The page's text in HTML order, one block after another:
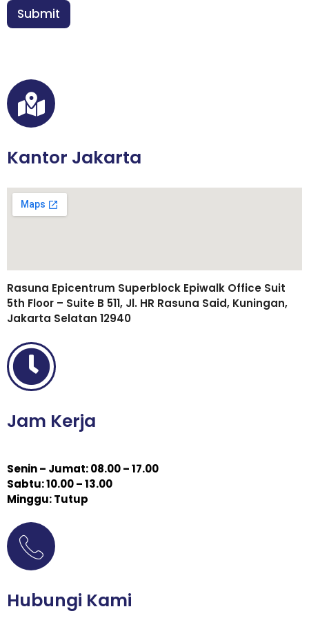
*
Submit
Kantor Jakarta
Rasuna Epicentrum Superblock Epiwalk Office Suit
5th Floor – Suite B 511, Jl. HR Rasuna Said, Kuningan,
Jakarta Selatan 12940
Jam Kerja
Senin – Jumat: 08.00 – 17.00
Sabtu: 10.00 – 13.00
Minggu: Tutup
Hubungi Kami